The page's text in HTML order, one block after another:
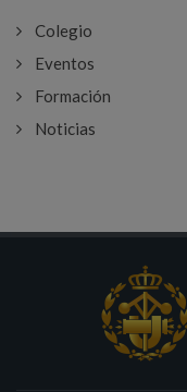
Colegio
Eventos
Formación
Noticias